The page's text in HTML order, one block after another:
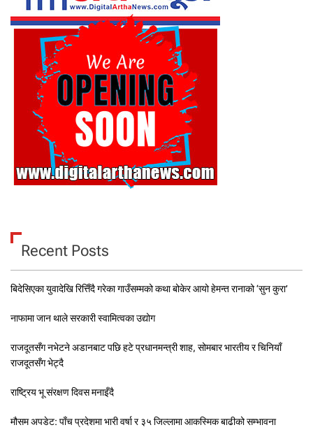
Recent Posts
बिदेसिएका युवादेखि रित्तिँदै गरेका गाउँसम्मको कथा बोकेर आयो हेमन्त रानाको ‘सुन कुरा’
नाफामा जान थाले सरकारी स्वामित्वका उद्योग
राजदूतसँग नभेटने अडानबाट पछि हटे प्रधानमन्त्री शाह, सोमबार भारतीय र चिनियाँ
राजदूतसँग भेट्दै
राष्ट्रिय भू संरक्षण दिवस मनाइँदै
मौसम अपडेट: पाँच प्रदेशमा भारी वर्षा र ३५ जिल्लामा आकस्मिक बाढीको सम्भावना